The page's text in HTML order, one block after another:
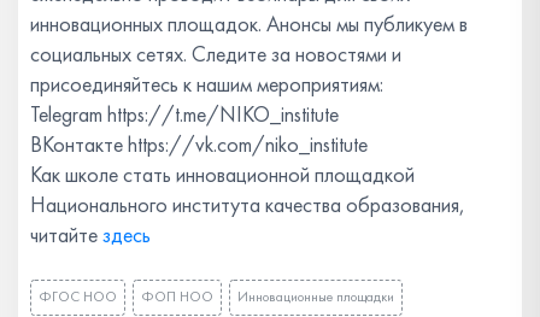
инновационных площадок. Анонсы мы публикуем в
социальных сетях. Следите за новостями и
присоединяйтесь к нашим мероприятиям:
Telegram https://t.me/NIKO_institute
ВКонтакте https://vk.com/niko_institute
Как школе стать инновационной площадкой
Национального института качества образования,
читайтездесь
ФГОС НОО ФОП НОО Инновационные площадки